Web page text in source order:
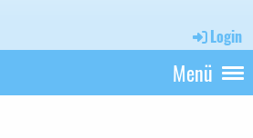
Login
Menü